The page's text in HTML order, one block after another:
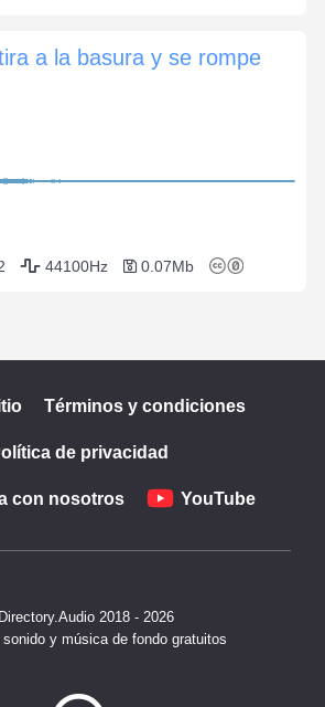
a la basura y se rompe
44100Hz 0.07Mb
Términos y condiciones
de privacidad
con nosotros YouTube
2018 - 2026
y música de fondo gratuitos